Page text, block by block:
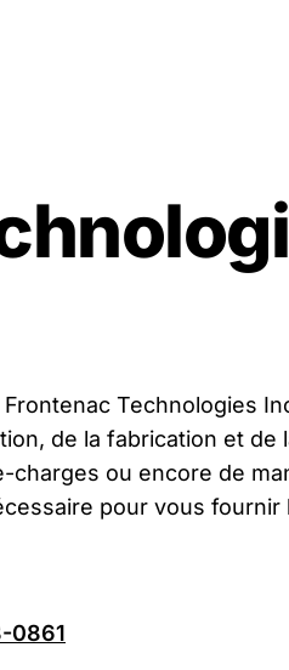
Technologies
de la fabrication et de
ou encore de
pour vous
0861